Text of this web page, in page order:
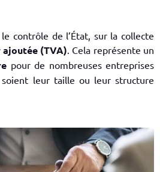
contrôle de l’État, sur la collecte
(TVA). Cela représente un
pour de nombreusesentreprises
leur taille ou leur structure